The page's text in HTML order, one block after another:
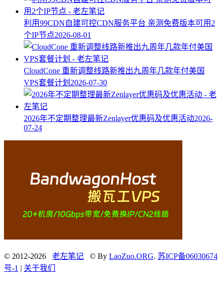
利用99CDN自建可控CDN服务平台 亲测免费版本可用2
个IP节点2026-08-01
CloudCone 重新调整线路新推出九周年几款年付美国
VPS套餐计划 2026-07-30
2026年不定期整理最新Zenlayer优惠码及优惠活动2026-
07-24
© 2012-2026 老左笔记 © By LaoZuo.ORG. 苏ICP备06030674
号-1 | 关于我们